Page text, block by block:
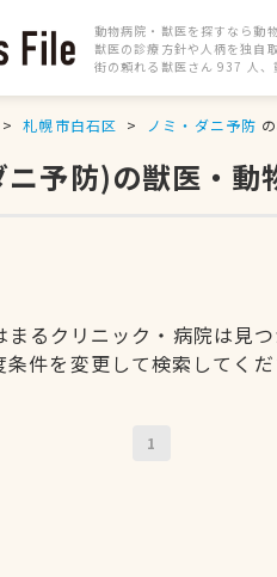
動物病院・獣医を探すなら動
獣医の診療方針や人柄を独自
街の頼れる獣医さん 937 人
札幌市白石区 ノミ・ダニ予防
予防)の獣医・動
るクリニック・病院は見つ
条件を変更して検索してくだ
1